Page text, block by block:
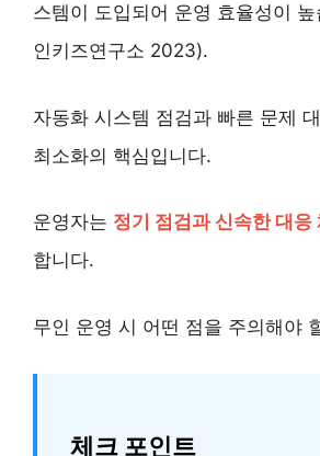
스템이 도입되어 운영 효율성이
인키즈연구소 2023).
자동화 시스템 점검과 빠른 문제
최소화의 핵심입니다.
운영자는 정기 점검과 신속한 대응
합니다.
무인 운영 시 어떤 점을 주의해야
체크 포인트